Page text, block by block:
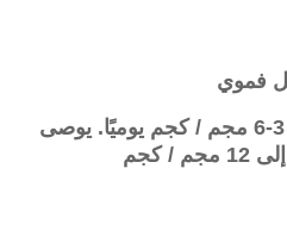
فموي
تم استخدام جرعات من 3-6 مجم / كجم يوميًا. يوصى
كجم